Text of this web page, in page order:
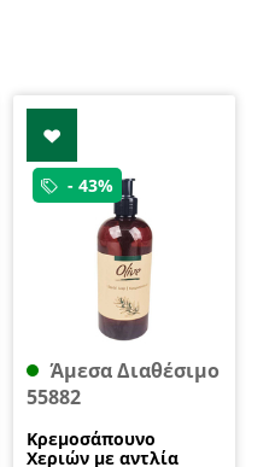
- 43%
Άμεσα Διαθέσιμο
55882
Κρεμοσάπουνο
Χεριών με αντλία